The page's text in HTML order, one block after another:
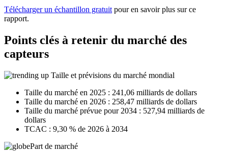
Télécharger un échantillon gratuit pour en savoir plus sur ce
rapport.
Points clés à retenir du marché des
capteurs
Taille et prévisions du marché mondial
Taille du marché en 2025 : 241,06 milliards de dollars
Taille du marché en 2026 : 258,47 milliards de dollars
Taille du marché prévue pour 2034 : 527,94 milliards de
dollars
TCAC : 9,30 % de 2026 à 2034
Part de marché